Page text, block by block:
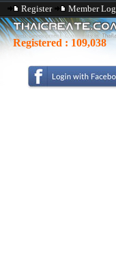
Register Member
Registered : 109,038